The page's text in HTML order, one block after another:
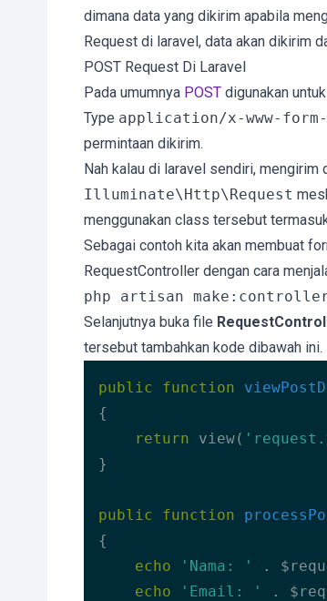
dimana data yang dikirim apabila
Request di laravel, data akan dikirim
POST Request Di Laravel
Pada umumnya POST digunakan
Type application/x-www-
permintaan dikirim.
Nah kalau di laravel sendiri, mengirim
Illuminate\Http\Request
menggunakan class tersebut
Sebagai contoh kita akan membuat
RequestController dengan cara
php artisan
Selanjutnya buka file
tersebut tambahkan kode dibawah ini.
public function
{
return view(
}
public function
{
echo
'Nama: ' .
echo
'Email: '
.